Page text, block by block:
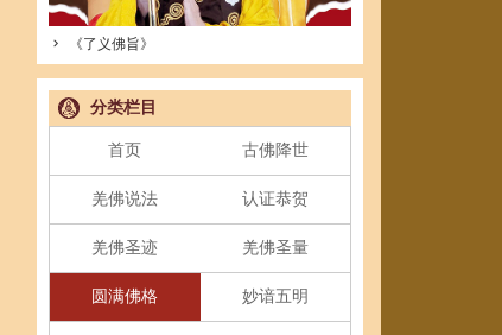
《了义佛旨》
分类栏目
首页 古佛降世
羌佛说法 认证恭贺
羌佛圣迹 羌佛圣量
圆满佛格 妙谙五明